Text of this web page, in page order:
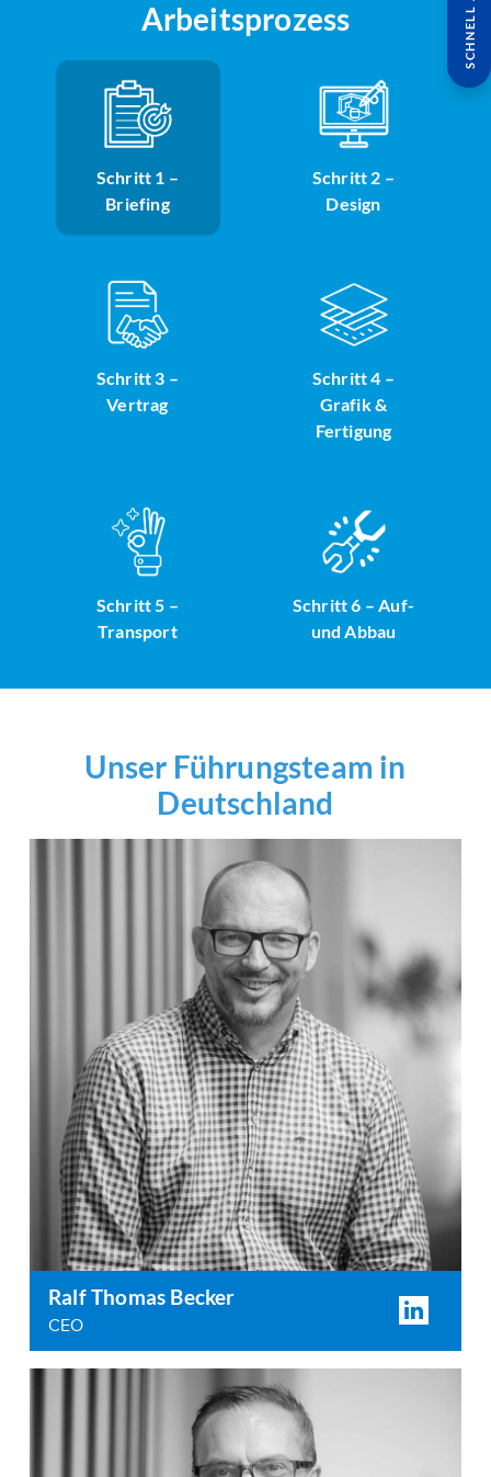
Arbeitsprozess
Schritt 1 –
Briefing
Schritt 2 –
Design
Schritt 3 –
Vertrag
Schritt 4 –
Grafik &
Fertigung
Schritt 5 –
Transport
Schritt 6 – Auf-
und Abbau
Unser Führungsteam in
Deutschland
Ralf Thomas Becker
CEO